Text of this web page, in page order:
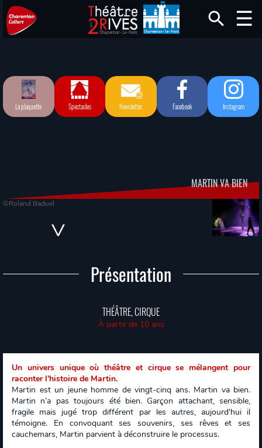
La plaquette Spectacles Newsletter Facebook Instagram
MARTIN VA BIEN
©Roland Baduel
Présentation
THÉÂTRE, CIRQUE
À partir de 10 ans
Un univers unique où théâtre et cirque se mélangent pour
raconter l'histoire de Martin.
Martin est un jeune homme de vingt-cinq ans. Martin va bien.
Martin n’a pas toujours été bien. Garçon attachant, sensible,
fragile mais jugé trop différent par les autres, aujourd'hui il
témoigne. En convoquant ses souvenirs, ses rêves et ses
cauchemars, Martin parvient à déconstruire le processus.